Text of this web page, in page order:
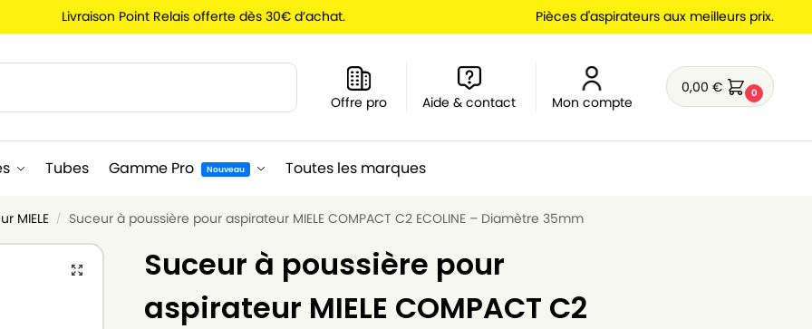
Livraison Point Relais offerte dès 30€ d’achat. Pièces d'aspirateurs aux meilleurs prix.
Offre pro Aide & contact Mon compte
0,00€ 0
Tubes Gamme Pro Nouveau Toutes les marques
MIELE / Suceur à poussière pour aspirateur MIELE COMPACT C2 ECOLINE – Diamètre 35mm
Suceur à poussière pour
aspirateur MIELE COMPACT C2